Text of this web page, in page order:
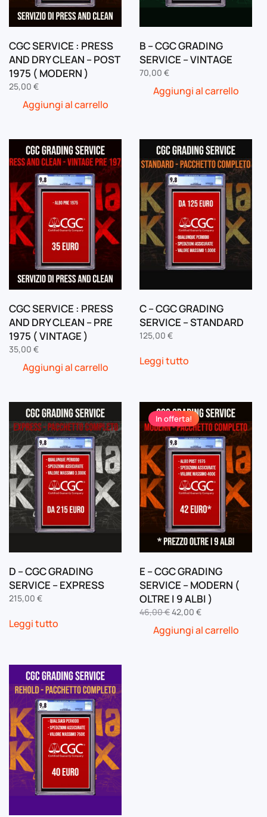
CGC SERVICE : PRESS
AND DRY CLEAN – POST
1975 ( MODERN )
25,00 €
Aggiungi al carrello
B – CGC GRADING
SERVICE – VINTAGE
70,00 €
Aggiungi al carrello
CGC SERVICE : PRESS
AND DRY CLEAN – PRE
1975 ( VINTAGE )
35,00 €
Aggiungi al carrello
C – CGC GRADING
SERVICE – STANDARD
125,00 €
Leggi tutto
D – CGC GRADING
SERVICE – EXPRESS
215,00 €
Leggi tutto
In offerta!
E – CGC GRADING
SERVICE – MODERN (
OLTRE I 9 ALBI )
46,00€Il
prezzo
originale
42,00 €Il
prezzo
attuale
Aggiungi al carrello